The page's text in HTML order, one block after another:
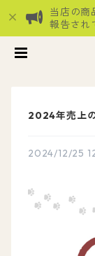
当店の商
報告され
2024年売上
2024/12/25